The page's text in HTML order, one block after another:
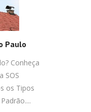
Paulo
Conheça
SOS
os Tipos